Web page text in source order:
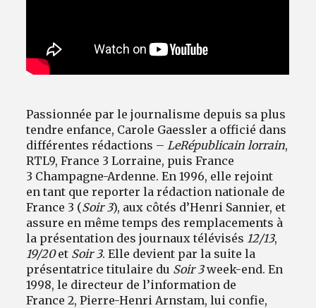
Passionnée par le journalisme depuis sa plus
tendre enfance, Carole Gaessler a officié dans
différentes rédactions – LeRépublicain lorrain,
RTL9, France 3 Lorraine, puis France
3 Champagne-Ardenne. En 1996, elle rejoint
en tant que reporter la rédaction nationale de
France 3 (Soir 3), aux côtés d’Henri Sannier, et
assure en même temps des remplacements à
la présentation des journaux télévisés 12/13,
19/20et Soir 3. Elle devient par la suite la
présentatrice titulaire du Soir 3week-end. En
1998, le directeur de l’information de
France 2, Pierre-Henri Arnstam, lui confie,